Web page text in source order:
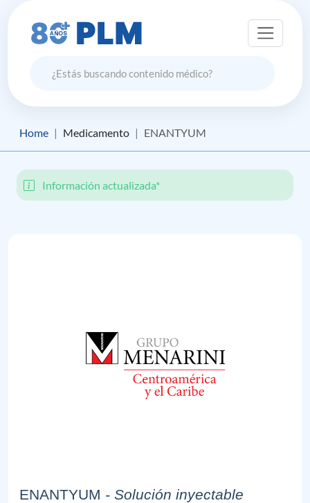
Home Medicamento ENANTYUM
Información actualizada*
ENANTYUM - Solución inyectable